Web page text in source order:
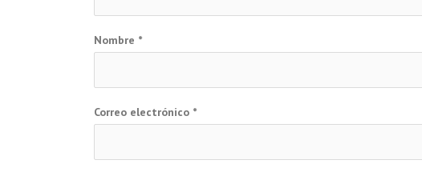
Nombre *
Correo electrónico *